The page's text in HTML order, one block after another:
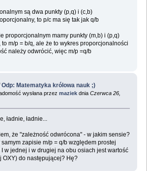
są dwa punkty (p,q) i (c,b)
to p/c ma się tak jak q/b
proporcjonalnym mamy punkty (m,b) i (p,q)
to m/p = b/q, ale że to wykres proporcjonalności
należy odwrócić, więc m/p =q/b
Odp: Matematyka królowa nauk ;)
wysłana przezmaziek dnia Czerwca 26,
ładnie, ładnie...
że "zależność odwrócona" - w jakim sensie?
zapisie m/p = q/b względem prostej
w jednej i w drugiej na obu osiach jest wartość
OXY) do następującej? Hę?